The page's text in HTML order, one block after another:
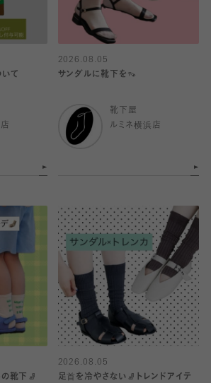
て
2026.08.05
サンダルに靴下を👡
靴下屋
ルミネ横浜店
靴下🧦
2026.08.05
足首を冷やさない🧦トレンドアイテ